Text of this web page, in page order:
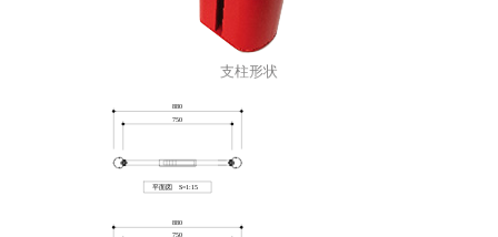
支柱形状